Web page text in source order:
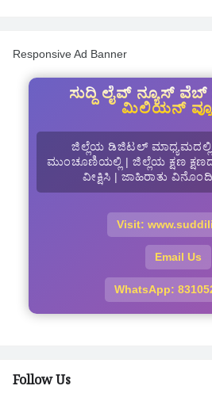
Responsive Ad Banner
ಸುದ್ದಿ ಲೈವ್ ನ್ಯೂಸ್
ಮಿಲಿಯನ್
ಜಿಲ್ಲೆಯ ಡಿಜಿಟಲ್ ಮಾಧ್ಯಮದಲ್ಲಿ
ಮುಂಚೂಣಿಯಲ್ಲಿ | ಜಿಲ್ಲೆಯ ಕ್ಷಣ ಕ್ಷಣದ
ವೀಕ್ಷಿಸಿ | ಜಾಹಿರಾತು
Visit:
Email Us
WhatsApp:
Follow Us